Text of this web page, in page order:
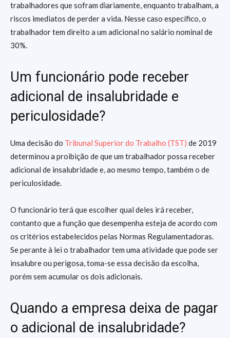
trabalhadores que sofram diariamente, enquanto trabalham, a
riscos imediatos de perder a vida. Nesse caso específico, o
trabalhador tem direito a um adicional no salário nominal de
30%.
Um funcionário pode receber
adicional de insalubridade e
periculosidade?
Uma decisão do Tribunal Superior do Trabalho (TST) de 2019
determinou a proibição de que um trabalhador possa receber
adicional de insalubridade e, ao mesmo tempo, também o de
periculosidade.
O funcionário terá que escolher qual deles irá receber,
contanto que a função que desempenha esteja de acordo com
os critérios estabelecidos pelas Normas Regulamentadoras.
Se perante à lei o trabalhador tem uma atividade que pode ser
insalubre ou perigosa, toma-se essa decisão da escolha,
porém sem acumular os dois adicionais.
Quando a empresa deixa de pagar
o adicional de insalubridade?